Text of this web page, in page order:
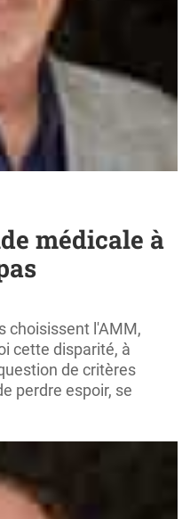
médicale à
choisissent l'AMM,
cette disparité, à
de critères
perdre espoir, se